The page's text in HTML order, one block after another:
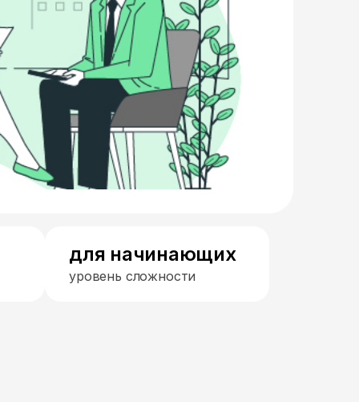
для начинающих
уровень сложности